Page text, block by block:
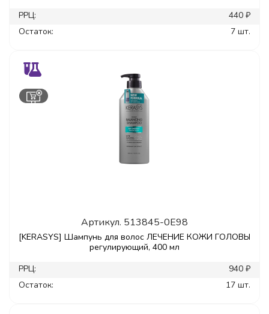
РРЦ:
440 ₽
Остаток:
7 шт.
Артикул. 513845-0E98
[KERASYS] Шампунь для волос ЛЕЧЕНИЕ КОЖИ ГОЛОВЫ
регулирующий, 400 мл
РРЦ:
940 ₽
Остаток:
17 шт.